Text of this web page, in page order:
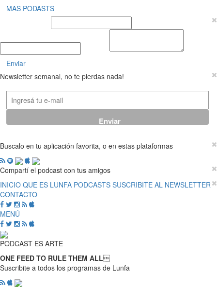
MAS PODASTS
Enviar
Newsletter semanal, no te pierdas nada!
Buscalo en tu aplicación favorita, o en estas plataformas
Compartí el podcast con tus amigos
INICIO QUE ES LUNFA PODCASTS SUSCRIBITE AL NEWSLETTER
CONTACTO
MENÚ
PODCAST ES ARTE
ONE FEED TO RULE THEM ALL
Suscribite a todos los programas de Lunfa